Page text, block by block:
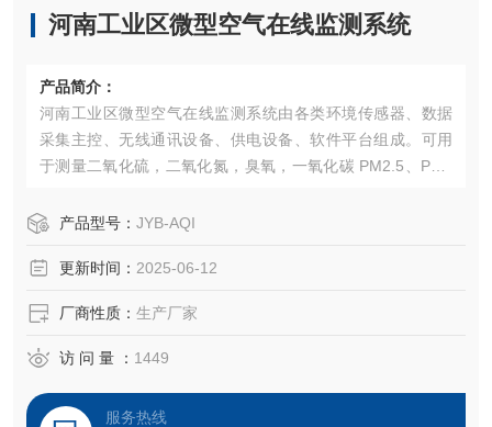
河南工业区微型空气在线监测系统
产品简介：
河南工业区微型空气在线监测系统由各类环境传感器、数据
采集主控、无线通讯设备、供电设备、软件平台组成。可用
于测量二氧化硫，二氧化氮，臭氧，一氧化碳 PM2.5、PM1
产品型号： JYB-AQI
更新时间： 2025-06-12
厂商性质： 生产厂家
访 问 量 ： 1449
服务热线